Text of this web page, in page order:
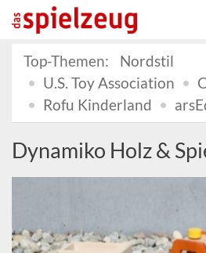
Top-Themen:
Nordstil
U.S. Toy Association
Rofu Kinderland
Dynamiko Holz &